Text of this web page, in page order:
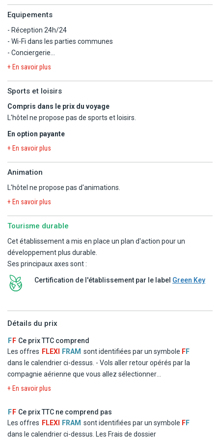
- Le restaurant à la carte "Il Basilico Porto" propose une cuisine
Petit-déjeuner : 7h à 10h30
Déjeuner : 12h30 à 15h
Dîner : 19h à 22h30
de 11h à 23h. Des collations et repas légers sont aussi disponible
*Horaires sous réserve de modifications sans préavis
*Menus spéciaux possible sur demande.
Equipements
- Réception 24h/24
- Wi-Fi dans les parties communes
- Conciergerie
- Bagagerie
En supplément :
- Room service (de 7h à 22h30)
- Salles de réunions
+ En savoir plus
Sports et loisirs
Compris dans le prix du voyage
L'hôtel ne propose pas de sports et loisirs.
En option payante
À proximité :
- Centre historique (500 m)
- Golf (5,7 km)
+ En savoir plus
Animation
L'hôtel ne propose pas d'animations.
+ En savoir plus
Tourisme durable
Cet établissement a mis en place un plan d'action pour un
développement plus durable.
Ses principaux axes sont :
Certification de l'établissement par le label Green Key
Détails du prix
F F Ce prix TTC comprend
Les offres FLEXI FRAM sont identifiées par un symbole FF
dans le calendrier ci-dessus. - Vols aller retour opérés par la
compagnie aérienne que vous allez sélectionner
- Logement à l'hôtel Portobay Teatro en chambre double
- La formule Petit Déjeuner
- Les taxes d'aéroport et de solidarité
- Le transfert
+ En savoir plus
F F Ce prix TTC ne comprend pas
Les offres FLEXI FRAM sont identifiées par un symbole FF
dans le calendrier ci-dessus.
Les Frais de dossier